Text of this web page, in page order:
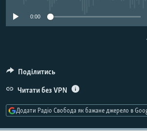
ФОТО
КРИМ РЕАЛІЇ
УКР
0:00
Поділитись
Читати без VPN
Додати Радіо Свобода як бажане джерело в